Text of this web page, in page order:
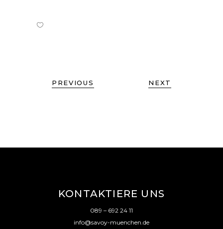
PREVIOUS NEXT
KONTAKTIERE UNS
089 – 692 24 11
info@savoy-muenchen.de